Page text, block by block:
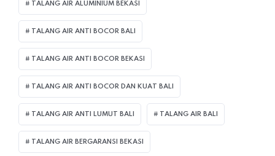
TALANG AIR ALUMINIUM BEKASI
TALANG AIR ANTI BOCOR BALI
TALANG AIR ANTI BOCOR BEKASI
TALANG AIR ANTI BOCOR DAN KUAT BALI
TALANG AIR ANTI LUMUT BALI TALANG AIR BALI
TALANG AIR BERGARANSI BEKASI